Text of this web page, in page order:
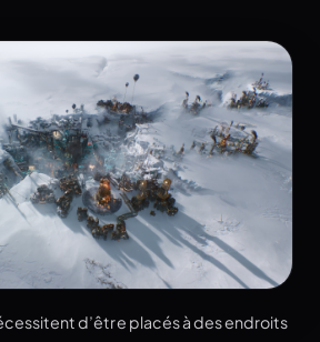
d’être placés à des endroits